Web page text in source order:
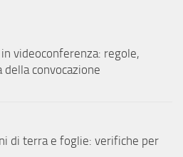
videoconferenza: regole,
convocazione
di terra e foglie: verifiche per